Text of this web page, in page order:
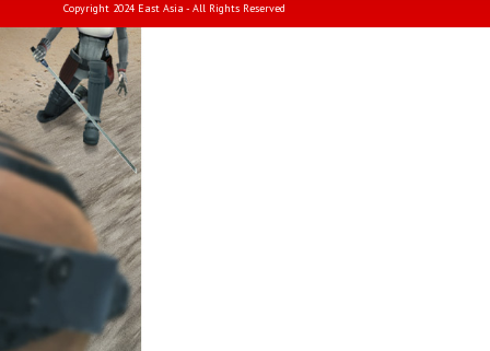
Copyright 2024 East Asia - All Rights Reserved